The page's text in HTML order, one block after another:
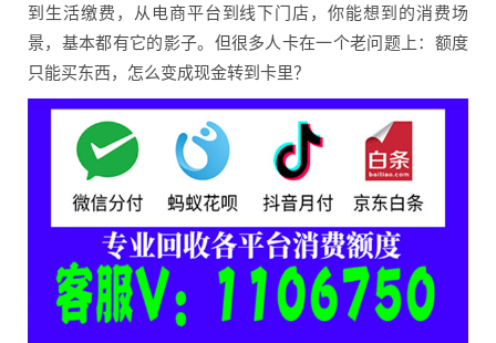
到生活缴费，从电商平台到线下门店，你能想到的消费场
景，基本都有它的影子。但很多人卡在一个老问题上：额度
只能买东西，怎么变成现金转到卡里？